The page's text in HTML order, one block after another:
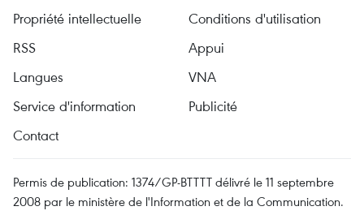
Propriété intellectuelle
Conditions d'utilisation
RSS
Appui
Langues
VNA
Service d'information
Publicité
Contact
Permis de publication: 1374/GP-BTTTT délivré le 11 septembre
2008 par le ministère de l'Information et de la Communication.